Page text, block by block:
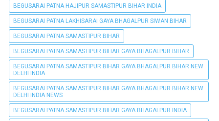
BEGUSARAI PATNA HAJIPUR SAMASTIPUR BIHAR INDIA
BEGUSARAI PATNA LAKHISARAI GAYA BHAGALPUR SIWAN BIHAR
BEGUSARAI PATNA SAMASTIPUR BIHAR
BEGUSARAI PATNA SAMASTIPUR BIHAR GAYA BHAGALPUR BIHAR
BEGUSARAI PATNA SAMASTIPUR BIHAR GAYA BHAGALPUR BIHAR NEW
DELHI INDIA
BEGUSARAI PATNA SAMASTIPUR BIHAR GAYA BHAGALPUR BIHAR NEW
DELHI INDIA NEWS
BEGUSARAI PATNA SAMASTIPUR BIHAR GAYA BHAGALPUR INDIA